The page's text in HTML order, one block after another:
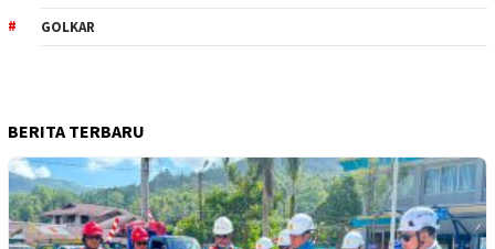
GOLKAR
BERITA TERBARU